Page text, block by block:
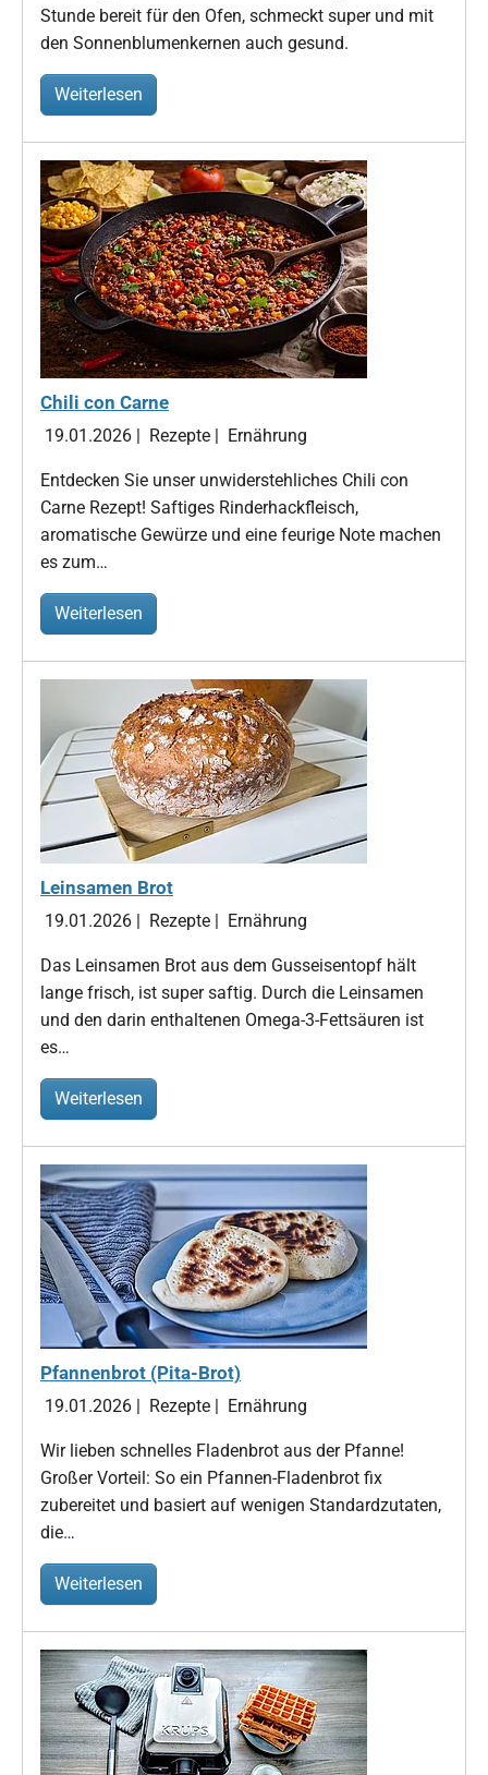
Stunde bereit für den Ofen, schmeckt super und mit
den Sonnenblumenkernen auch gesund.
Weiterlesen
Chili con Carne
19.01.2026 | Rezepte | Ernährung
Entdecken Sie unser unwiderstehliches Chili con
Carne Rezept! Saftiges Rinderhackfleisch,
aromatische Gewürze und eine feurige Note machen
es zum…
Weiterlesen
Leinsamen Brot
19.01.2026 | Rezepte | Ernährung
Das Leinsamen Brot aus dem Gusseisentopf hält
lange frisch, ist super saftig. Durch die Leinsamen
und den darin enthaltenen Omega-3-Fettsäuren ist
es…
Weiterlesen
Pfannenbrot (Pita-Brot)
19.01.2026 | Rezepte | Ernährung
Wir lieben schnelles Fladenbrot aus der Pfanne!
Großer Vorteil: So ein Pfannen-Fladenbrot fix
zubereitet und basiert auf wenigen Standardzutaten,
die…
Weiterlesen